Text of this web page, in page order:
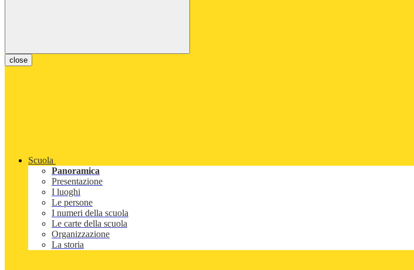
close
Scuola
Panoramica
Presentazione
I luoghi
Le persone
I numeri della scuola
Le carte della scuola
Organizzazione
La storia